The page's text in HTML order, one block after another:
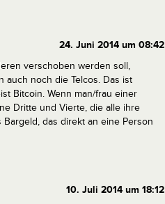
24. Juni 2014 um 08:42
verschoben werden soll,
auch noch die Telcos. Das ist
Bitcoin. Wenn man/frau einer
Dritte und Vierte, die alle ihre
das direkt an eine Person
10. Juli 2014 um 18:12